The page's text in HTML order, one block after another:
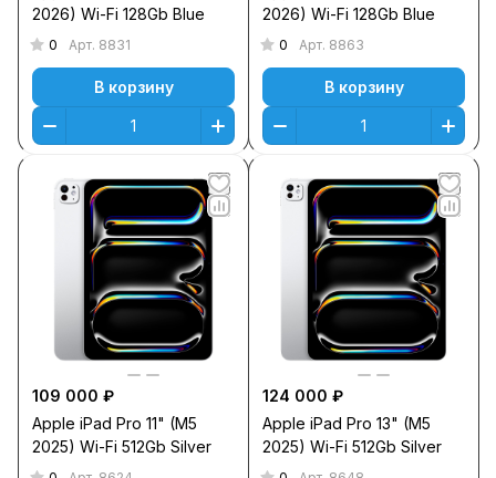
2026) Wi-Fi 128Gb Blue
0 Арт. 8831
В корзину
2026) Wi-Fi 128Gb Blue
0 Арт. 8863
В корзину
109 000 ₽
Apple iPad Pro 11" (M5
2025) Wi-Fi 512Gb Silver
124 000 ₽
Apple iPad Pro 13" (M5
2025) Wi-Fi 512Gb Silver